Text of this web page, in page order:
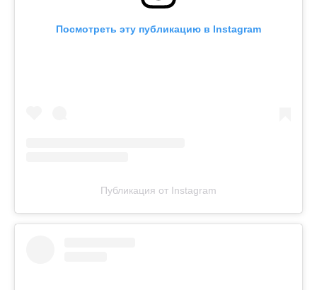
Посмотреть эту публикацию в Instagram
Публикация от Instagram